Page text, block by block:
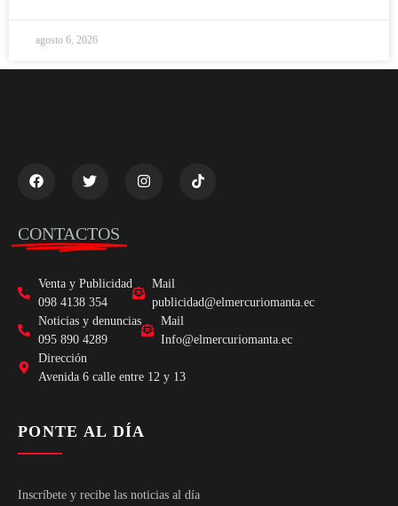
agosto 6, 2026
CONTACTOS
Venta y Publicidad
098 4138 354
Mail
publicidad@elmercuriomanta.ec
Noticias y denuncias
095 890 4289
Mail
Info@elmercuriomanta.ec
Dirección
Avenida 6 calle entre 12 y 13
PONTE AL DÍA
Inscríbete y recibe las noticias al día